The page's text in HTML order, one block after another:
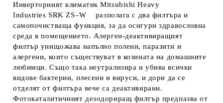
Инверторният климатик Mitsubishi Heavy
Industries SRK ZS–W разполага с два филтъра и
самопочистваща функция, за да осигури здравословна
среда в помещението. Алерген-деактивиращият
филтър унищожава напълно полени, паразити и
алергени, които съществуват в козината на домашните
любимци. Също така неутрализира и убива всички
видове бактерии, плесени и вируси, и дори да се
отделят от филтъра вече са деактивирани.
Фотокаталитичният дезодориращ филтър предпазва от